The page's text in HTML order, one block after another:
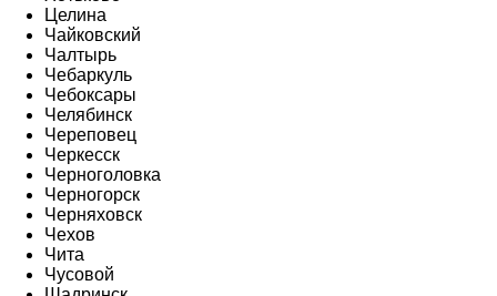
Целина
Чайковский
Чалтырь
Чебаркуль
Чебоксары
Челябинск
Череповец
Черкесск
Черноголовка
Черногорск
Черняховск
Чехов
Чита
Чусовой